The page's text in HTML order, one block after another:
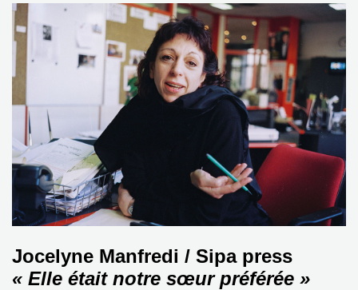
Jocelyne Manfredi / Sipa press
« Elle était notre sœur préférée »